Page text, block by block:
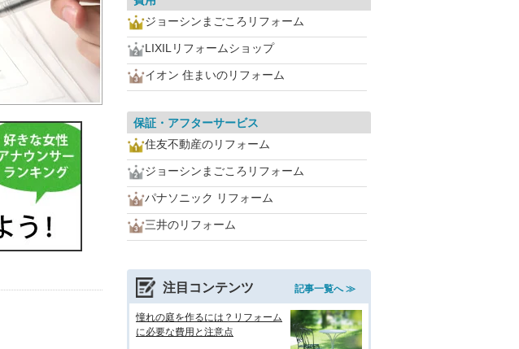
ジョーシンまごころリフォーム
LIXILリフォームショップ
イオン 住まいのリフォーム
保証・アフターサービス
住友不動産のリフォーム
ジョーシンまごころリフォーム
パナソニック リフォーム
三井のリフォーム
注目コンテンツ 記事一覧へ ≫
憧れの庭を作るには？リフォーム
に必要な費用と注意点